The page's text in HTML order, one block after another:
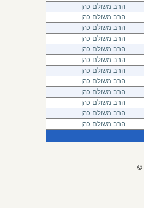
הרב משולם כהן
הרב משולם כהן
הרב משולם כהן
הרב משולם כהן
הרב משולם כהן
הרב משולם כהן
הרב משולם כהן
הרב משולם כהן
הרב משולם כהן
הרב משולם כהן
הרב משולם כהן
הרב משולם כהן